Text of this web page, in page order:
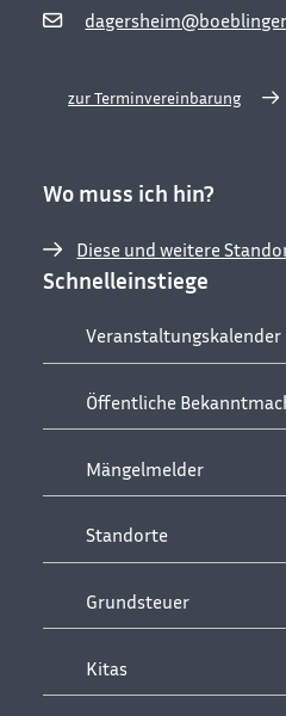
zur Terminvereinbarung
Wo muss ich hin?
Diese und weitere
Schnelleinstiege
Veranstaltungskalender
Öffentliche
Mängelmelder
Standorte
Grundsteuer
Kitas